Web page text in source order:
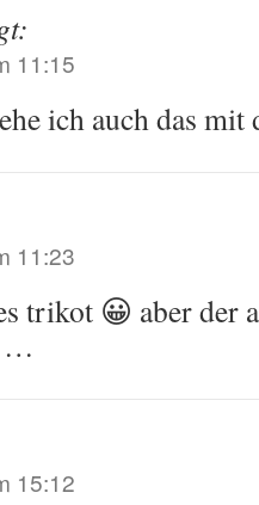
11:15
ich auch das
11:23
trikot 😀 aber der
…
15:12